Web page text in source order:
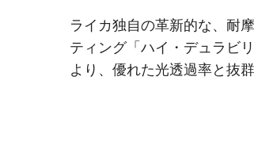
ライカ独自の革新的な、耐
ティング「ハイ・デュラビ
より、優れた光透過率と抜